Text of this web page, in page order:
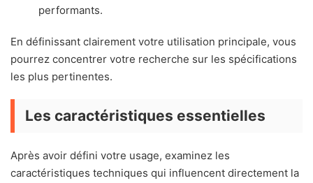
performants.
En définissant clairement votre utilisation principale, vous
pourrez concentrer votre recherche sur les spécifications
les plus pertinentes.
Les caractéristiques essentielles
Après avoir défini votre usage, examinez les
caractéristiques techniques qui influencent directement la